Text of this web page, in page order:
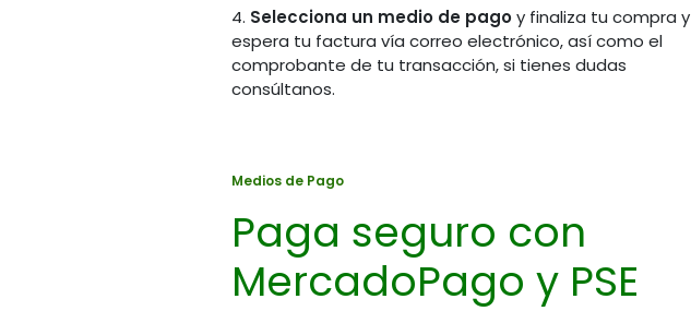
4. Selecciona un medio de pagoy finaliza tu compra y
espera tu factura vía correo electrónico, así como el
comprobante de tu transacción, si tienes dudas
consúltanos.
Medios de Pago
Paga seguro con
MercadoPago y PSE
Horario de atención
Lunes a Viernes
8:00 am a 1:00 pm
(57) 321 3728825
(57) 310 8508390